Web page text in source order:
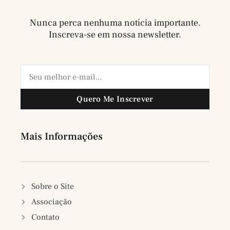
Nunca perca nenhuma notícia importante.
Inscreva-se em nossa newsletter.
Quero Me Inscrever
Mais Informações
Sobre o Site
Associação
Contato